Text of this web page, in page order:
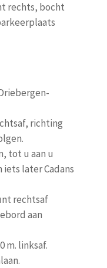
rechts, bocht
richting
tot u aan u
iets later Cadans
rechtsaf
aan
m. linksaf.